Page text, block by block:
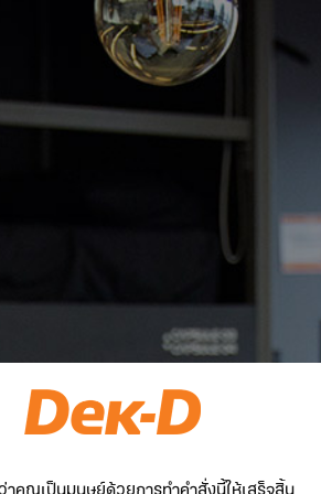
าคุณเป็นมนุษย์ด้วยการทำคำสั่งนี้ให้เสร็จสิ้น